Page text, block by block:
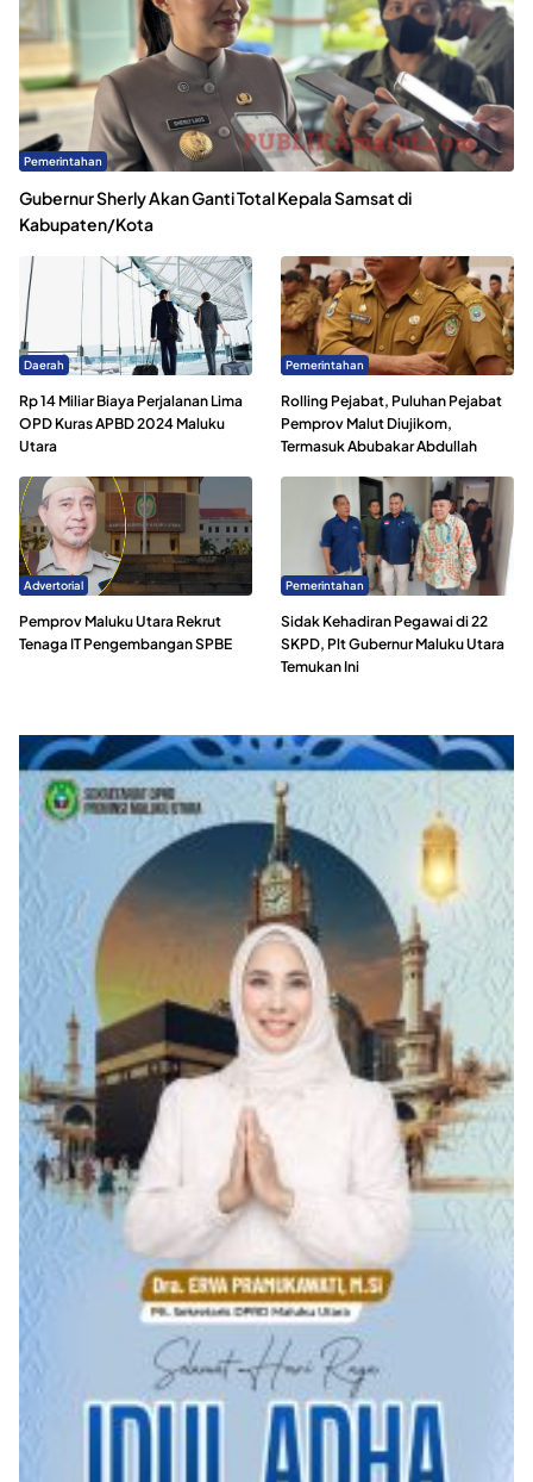
Pemerintahan
Gubernur Sherly Akan Ganti Total Kepala Samsat di
Kabupaten/Kota
Daerah
Rp 14 Miliar Biaya Perjalanan Lima
OPD Kuras APBD 2024 Maluku
Utara
Pemerintahan
Rolling Pejabat, Puluhan Pejabat
Pemprov Malut Diujikom,
Termasuk Abubakar Abdullah
Advertorial
Pemprov Maluku Utara Rekrut
Tenaga IT Pengembangan SPBE
Pemerintahan
Sidak Kehadiran Pegawai di 22
SKPD, Plt Gubernur Maluku Utara
Temukan Ini